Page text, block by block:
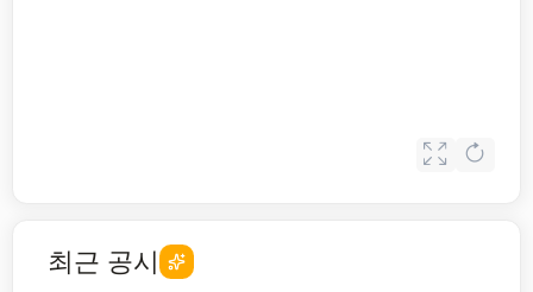
최근 공시